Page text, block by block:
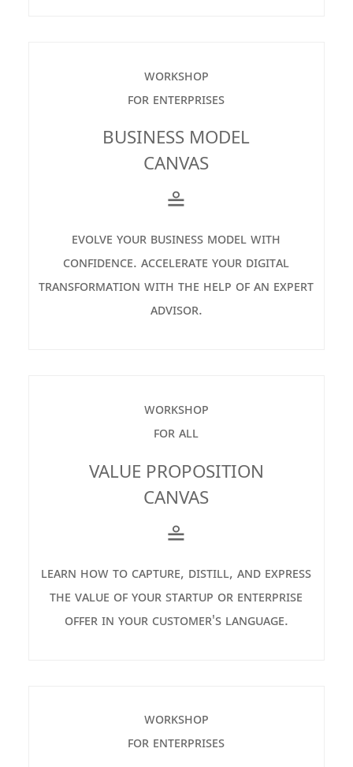
workshop
for enterprises
BUSINESS MODEL
CANVAS
≗
evolve your business model with
confidence. accelerate your digital
transformation with the help of an expert
advisor.
workshop
for all
VALUE PROPOSITION
CANVAS
≗
learn how to capture, distill, and express
the value of your startup or enterprise
offer in your customer's language.
workshop
for enterprises